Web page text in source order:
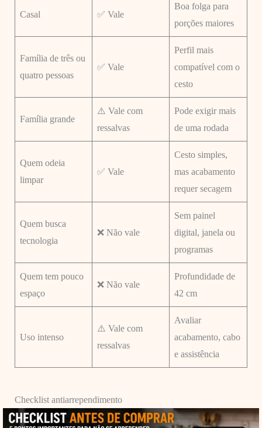
Casal ✅ Vale
Boa folga para
porções maiores
Família de três ou
quatro pessoas
✅ Vale
Perfil mais
compatível com o
cesto
Família grande
⚠️ Vale com
ressalvas
Pode exigir mais
de uma rodada
Quem odeia
limpar
✅ Vale
Cesto simples,
mas acabamento
requer secagem
Quem busca
tecnologia
❌ Não vale
Sem painel
digital, janela ou
programas
Quem tem pouco
espaço
❌ Não vale
Profundidade de
42 cm
Uso intenso
⚠️ Vale com
ressalvas
Avaliar
acabamento, cabo
e assistência
Checklist antiarrependimento